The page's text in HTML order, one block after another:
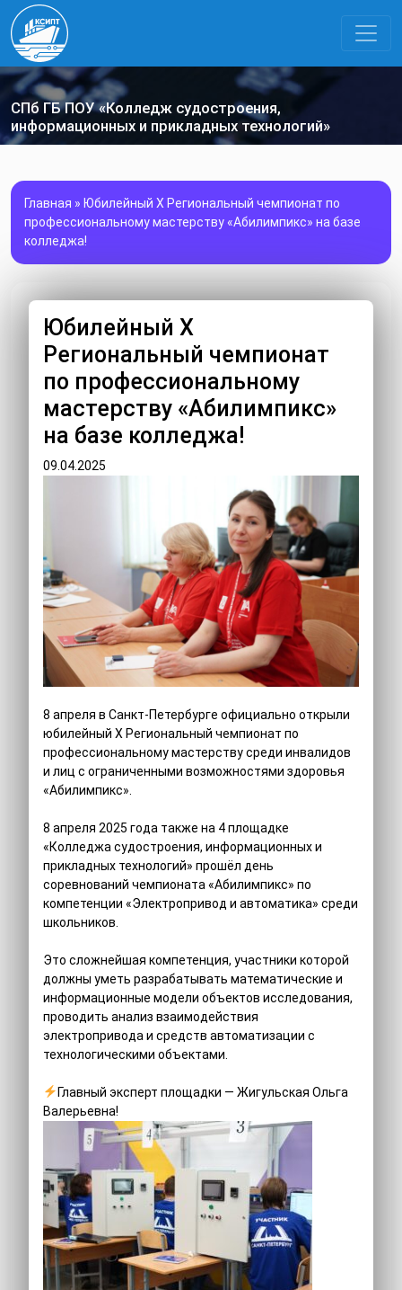
СПб ГБ ПОУ «Колледж судостроения,
информационных и прикладных технологий»
Главная » Юбилейный X Региональный чемпионат по
профессиональному мастерству «Абилимпикс» на базе
колледжа!
Юбилейный X
Региональный чемпионат
по профессиональному
мастерству «Абилимпикс»
на базе колледжа!
09.04.2025
8 апреля в Санкт‑Петербурге официально открыли
юбилейный X Региональный чемпионат по
профессиональному мастерству среди инвалидов
и лиц с ограниченными возможностями здоровья
«Абилимпикс».
8 апреля 2025 года также на 4 площадке
«Колледжа судостроения, информационных и
прикладных технологий» прошёл день
соревнований чемпионата «Абилимпикс» по
компетенции «Электропривод и автоматика» среди
школьников.
Это сложнейшая компетенция, участники которой
должны уметь разрабатывать математические и
информационные модели объектов исследования,
проводить анализ взаимодействия
электропривода и средств автоматизации с
технологическими объектами.
Главный эксперт площадки — Жигульская Ольга
Валерьевна!